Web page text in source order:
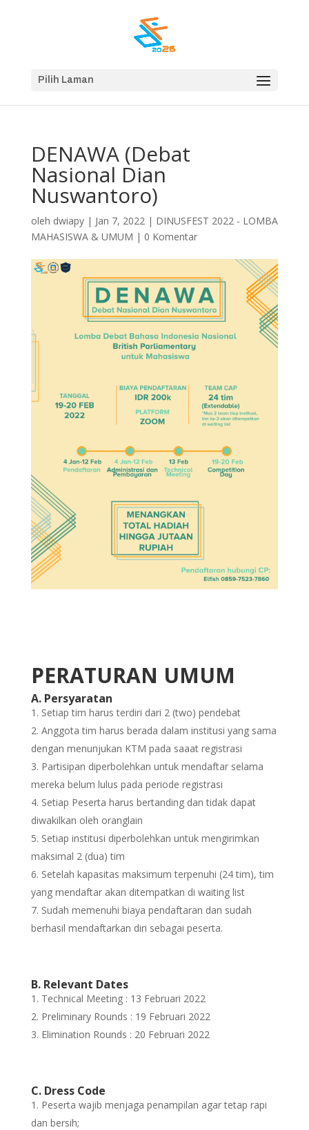
Pilih Laman
DENAWA (Debat
Nasional Dian
Nuswantoro)
oleh dwiapy| Jan 7, 2022| DINUSFEST 2022 - LOMBA
MAHASISWA & UMUM | 0 Komentar
PERATURAN UMUM
A. Persyaratan
Setiap tim harus terdiri dari 2 (two) pendebat
Anggota tim harus berada dalam institusi yang sama
dengan menunjukan KTM pada saaat registrasi
Partisipan diperbolehkan untuk mendaftar selama
mereka belum lulus pada periode registrasi
Setiap Peserta harus bertanding dan tidak dapat
diwakilkan oleh oranglain
Setiap institusi diperbolehkan untuk mengirimkan
maksimal 2 (dua) tim
Setelah kapasitas maksimum terpenuhi (24 tim), tim
yang mendaftar akan ditempatkan di waiting list
Sudah memenuhi biaya pendaftaran dan sudah
berhasil mendaftarkan diri sebagai peserta.
B. Relevant Dates
Technical Meeting : 13 Februari 2022
Preliminary Rounds : 19 Februari 2022
Elimination Rounds : 20 Februari 2022
C. Dress Code
Peserta wajib menjaga penampilan agar tetap rapi
dan bersih;